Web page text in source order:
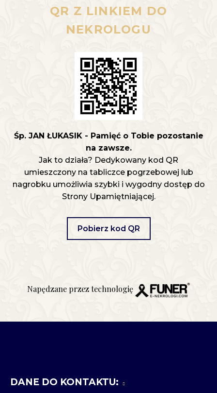
QR Z LINKIEM DO
NEKROLOGU
Śp. JAN ŁUKASIK - Pamięć o Tobie pozostanie
na zawsze.
Jak to działa? Dedykowany kod QR
umieszczony na tabliczce pogrzebowej lub
nagrobku umożliwia szybki i wygodny dostęp do
Strony Upamiętniającej.
Pobierz kod QR
Napędzane przez technologię
DANE DO KONTAKTU: